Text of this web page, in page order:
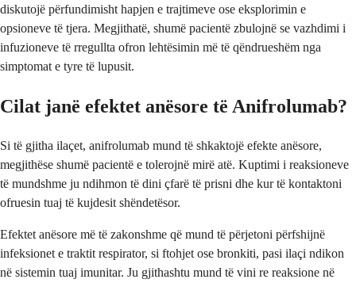
diskutojë përfundimisht hapjen e trajtimeve ose eksplorimin e
opsioneve të tjera. Megjithatë, shumë pacientë zbulojnë se vazhdimi i
infuzioneve të rregullta ofron lehtësimin më të qëndrueshëm nga
simptomat e tyre të lupusit.
Cilat janë efektet anësore të Anifrolumab?
Si të gjitha ilaçet, anifrolumab mund të shkaktojë efekte anësore,
megjithëse shumë pacientë e tolerojnë mirë atë. Kuptimi i reaksioneve
të mundshme ju ndihmon të dini çfarë të prisni dhe kur të kontaktoni
ofruesin tuaj të kujdesit shëndetësor.
Efektet anësore më të zakonshme që mund të përjetoni përfshijnë
infeksionet e traktit respirator, si ftohjet ose bronkiti, pasi ilaçi ndikon
në sistemin tuaj imunitar. Ju gjithashtu mund të vini re reaksione në